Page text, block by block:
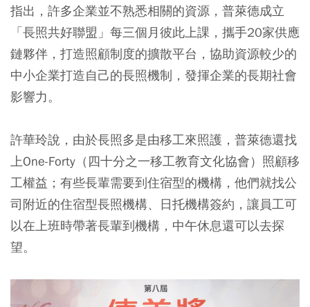
指出，許多企業並不熟悉相關的資源，普萊德成立
「長照共好聯盟」每三個月彼此上課，攜手20家供應
鏈夥伴，打造照顧制度的擴散平台，協助資源較少的
中小企業打造自己的長照機制，發揮企業的長期社會
影響力。
許華玲說，由於長照多是由移工來照護，普萊德還找
上One-Forty（四十分之一移工教育文化協會）照顧移
工權益；有些長輩需要到住宿型的機構，他們就找公
司附近的住宿型長照機構、日托機構簽約，讓員工可
以在上班時帶著長輩到機構，中午休息還可以去探
望。